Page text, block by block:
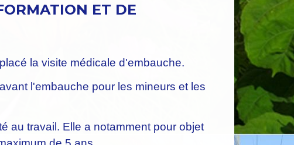
ET DE
la visite médicale d'embauche.
l'embauche pour les mineurs et les
au travail. Elle a notamment pour objet